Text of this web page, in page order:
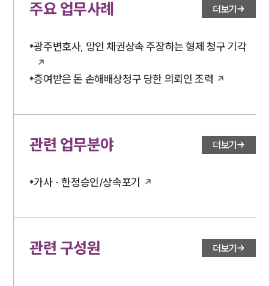
주요 업무사례 더보기
광주변호사, 망인 채권상속 주장하는 형제 청구 기각
증여받은 돈 손해배상청구 당한 의뢰인 조력
관련 업무분야 더보기
가사 · 한정승인/상속포기
관련 구성원 더보기